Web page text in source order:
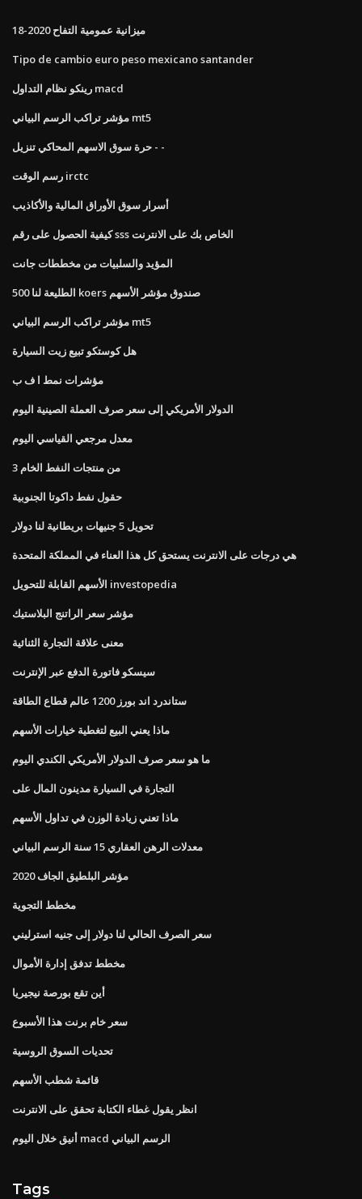
ميزانية عمومية التفاح 2020-18
Tipo de cambio euro peso mexicano santander
رينكو نظام التداول macd
مؤشر تراكب الرسم البياني mt5
حرة سوق الاسهم المحاكي تنزيل - -
رسم الوقت irctc
أسرار سوق الأوراق المالية والأكاذيب
كيفية الحصول على رقم sss الخاص بك على الانترنت
المؤيد والسلبيات من مخططات جانت
الطليعة لنا 500 koers صندوق مؤشر الأسهم
مؤشر تراكب الرسم البياني mt5
هل كوستكو تبيع زيت السيارة
مؤشرات نمط ا ف ب
الدولار الأمريكي إلى سعر صرف العملة الصينية اليوم
معدل مرجعي القياسي اليوم
3 من منتجات النفط الخام
حقول نفط داكوتا الجنوبية
تحويل 5 جنيهات بريطانية لنا دولار
هي درجات على الانترنت يستحق كل هذا العناء في المملكة المتحدة
الأسهم القابلة للتحويل investopedia
مؤشر سعر الراتنج البلاستيك
معنى علاقة التجارة الثنائية
سيسكو فاتورة الدفع عبر الإنترنت
ستاندرد اند بورز 1200 عالم قطاع الطاقة
ماذا يعني البيع لتغطية خيارات الأسهم
ما هو سعر صرف الدولار الأمريكي الكندي اليوم
التجارة في السيارة مدينون المال على
ماذا تعني زيادة الوزن في تداول الأسهم
معدلات الرهن العقاري 15 سنة الرسم البياني
مؤشر البلطيق الجاف 2020
مخطط التجوية
سعر الصرف الحالي لنا دولار إلى جنيه استرليني
مخطط تدفق إدارة الأموال
أين تقع بورصة نيجيريا
سعر خام برنت هذا الأسبوع
تحديات السوق الروسية
قائمة شطب الأسهم
انظر يقول غطاء الكتابة تحقق على الانترنت
أنيق خلال اليوم macd الرسم البياني
Tags